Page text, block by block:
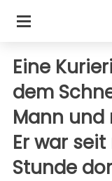
Eine
dem
Mann und
Er war
Stunde